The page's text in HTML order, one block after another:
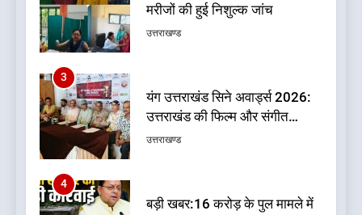
उत्तराखंड की फिल्म और संगीत
प्रतिभाओं का होगा सम्मान
उत्तराखण्ड
4
बड़ी खबर:16 करोड़ के पुल मामले में
धामी सरकार का बड़ा एक्शन
उत्तराखण्ड
5
जनकल्याण, रोजगार, शिक्षा, श्रमिक